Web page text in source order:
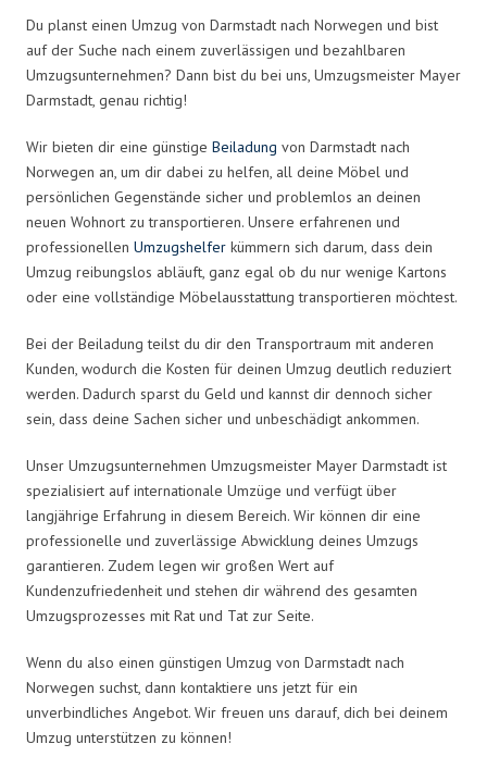
Du planst einen Umzug von Darmstadt nach Norwegen und bist
auf der Suche nach einem zuverlässigen und bezahlbaren
Umzugsunternehmen? Dann bist du bei uns, Umzugsmeister Mayer
Darmstadt, genau richtig!
Wir bieten dir eine günstige Beiladung von Darmstadt nach
Norwegen an, um dir dabei zu helfen, all deine Möbel und
persönlichen Gegenstände sicher und problemlos an deinen
neuen Wohnort zu transportieren. Unsere erfahrenen und
professionellen Umzugshelfer kümmern sich darum, dass dein
Umzug reibungslos abläuft, ganz egal ob du nur wenige Kartons
oder eine vollständige Möbelausstattung transportieren möchtest.
Bei der Beiladung teilst du dir den Transportraum mit anderen
Kunden, wodurch die Kosten für deinen Umzug deutlich reduziert
werden. Dadurch sparst du Geld und kannst dir dennoch sicher
sein, dass deine Sachen sicher und unbeschädigt ankommen.
Unser Umzugsunternehmen Umzugsmeister Mayer Darmstadt ist
spezialisiert auf internationale Umzüge und verfügt über
langjährige Erfahrung in diesem Bereich. Wir können dir eine
professionelle und zuverlässige Abwicklung deines Umzugs
garantieren. Zudem legen wir großen Wert auf
Kundenzufriedenheit und stehen dir während des gesamten
Umzugsprozesses mit Rat und Tat zur Seite.
Wenn du also einen günstigen Umzug von Darmstadt nach
Norwegen suchst, dann kontaktiere uns jetzt für ein
unverbindliches Angebot. Wir freuen uns darauf, dich bei deinem
Umzug unterstützen zu können!